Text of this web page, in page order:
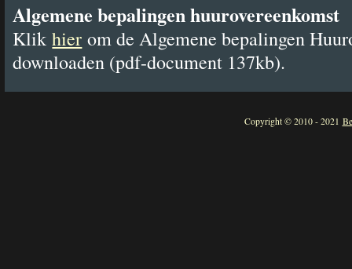
Algemene bepalingen huurovereenkomst
Klik hier om de Algemene bepalingen
downloaden (pdf-document 137kb).
Copyright © 2010 - 2021